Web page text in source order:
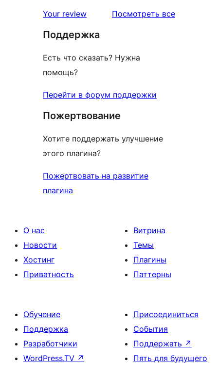
звездный
Your review Посмотреть всеотзывы
Поддержка
Есть что сказать? Нужна
помощь?
Перейти в форум поддержки
Пожертвование
Хотите поддержать улучшение
этого плагина?
Пожертвовать на развитие
плагина
О нас
Новости
Хостинг
Приватность
Витрина
Темы
Плагины
Паттерны
Обучение
Поддержка
Разработчики
WordPress.TV ↗
Присоединиться
События
Поддержать ↗
Пять для будущего